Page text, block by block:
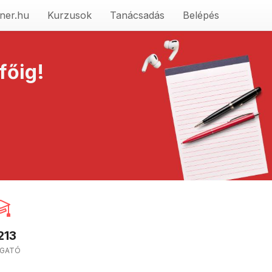
Kurzusok Tanácsadás Belépés